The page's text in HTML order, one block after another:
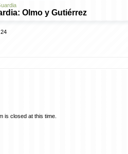
Olmo y Gutiérrez
is closed at this time.